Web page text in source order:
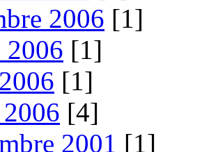
2006 [1]
[1]
[1]
[4]
2001 [1]